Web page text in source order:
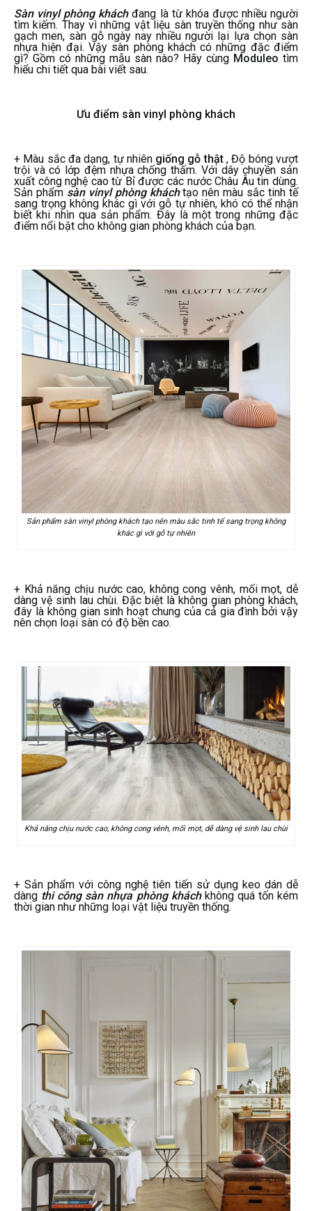
Sàn vinyl phòng kháchđang là từ khóa được nhiều người
tìm kiếm. Thay vì những vật liệu sàn truyền thống như sàn
gạch men, sàn gỗ ngày nay nhiều người lại lựa chọn sàn
nhựa hiện đại. Vậy sàn phòng khách có những đặc điểm
gì? Gồm có những mẫu sàn nào? Hãy cùng Moduleo tìm
hiểu chi tiết qua bài viết sau.
Ưu điểm sàn vinyl phòng khách
+ Màu sắc đa dạng, tự nhiên giống gỗ thật, Độ bóng vượt
trội và có lớp đệm nhựa chống thấm. Với dây chuyền sản
xuất công nghệ cao từ Bỉ được các nước Châu Âu tin dùng.
Sản phẩm sàn vinyl phòng kháchtạo nên màu sắc tinh tế
sang trọng không khác gì với gỗ tự nhiên, khó có thể nhận
biết khi nhìn qua sản phẩm. Đây là một trong những đặc
điểm nổi bật cho không gian phòng khách của bạn.
Sản phẩm sàn vinyl phòng khách tạo nên màu sắc tinh tế sang trọng không
khác gì với gỗ tự nhiên
+ Khả năng chịu nước cao, không cong vênh, mối mọt, dễ
dàng vệ sinh lau chùi. Đặc biệt là không gian phòng khách,
đây là không gian sinh hoạt chung của cả gia đìnhbởi vậy
nên chọn loại sàn có độ bền cao.
Khả năng chịu nước cao, không cong vênh, mối mọt, dễ dàng vệ sinh lau chùi
+ Sản phẩm với công nghệ tiên tiến sử dụng keo dán dễ
dàng thi công sàn nhựa phòng khách không quá tốn kém
thời gian như những loại vật liệu truyền thống.